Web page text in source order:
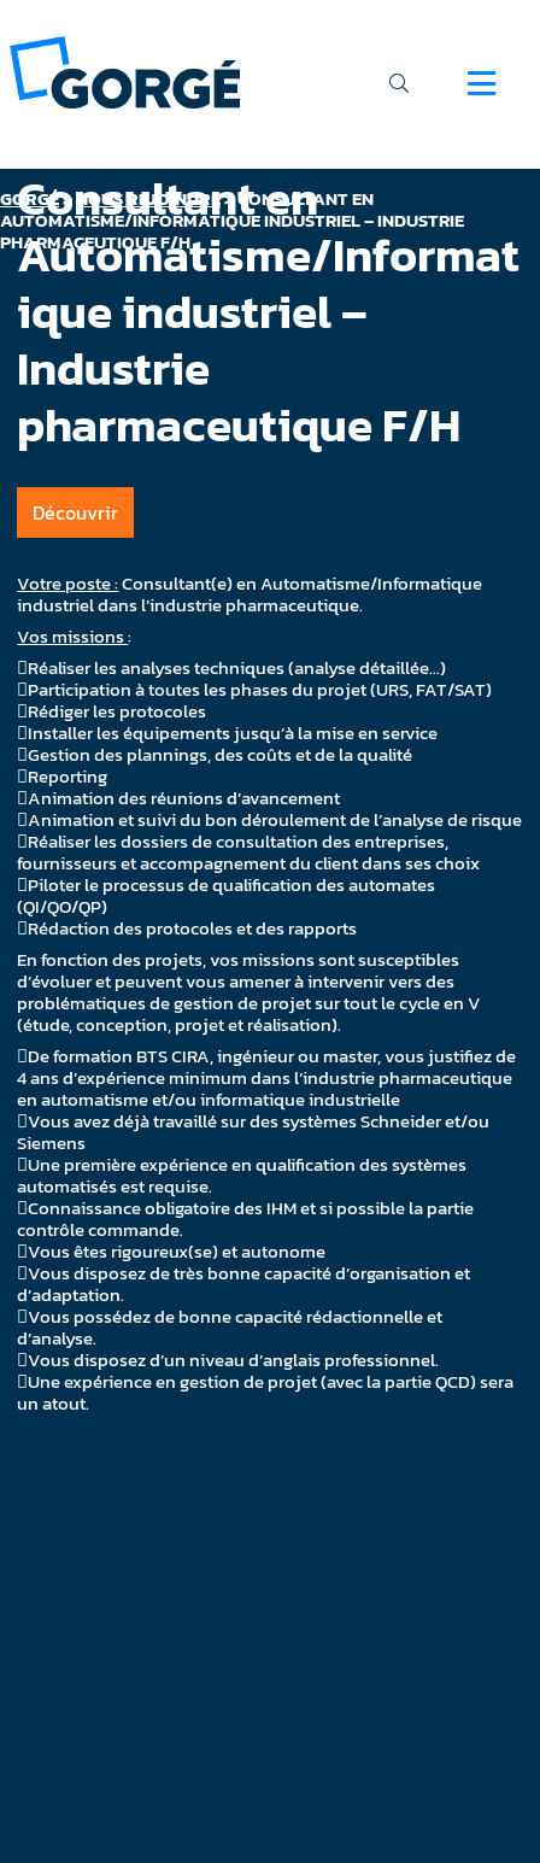
GORGÉ>NOUS REJOINDRE>CONSULTANT EN
AUTOMATISME/INFORMATIQUE INDUSTRIEL – INDUSTRIE
PHARMACEUTIQUE F/H
Consultant en
Automatisme/Informat
ique industriel –
Industrie
pharmaceutique F/H
Découvrir
Votre poste :Consultant(e) en Automatisme/Informatique
industriel dans l’industrie pharmaceutique.
Vos missions:
Réaliser les analyses techniques (analyse détaillée…)
Participation à toutes les phases du projet (URS, FAT/SAT)
Rédiger les protocoles
Installer les équipements jusqu’à la mise en service
Gestion des plannings, des coûts et de la qualité
Reporting
Animation des réunions d’avancement
Animation et suivi du bon déroulement de l’analyse de risque
Réaliser les dossiers de consultation des entreprises,
fournisseurs et accompagnement du client dans ses choix
Piloter le processus de qualification des automates
(QI/QO/QP)
Rédaction des protocoles et des rapports
En fonction des projets, vos missions sont susceptibles
d’évoluer et peuvent vous amener à intervenir vers des
problématiques de gestion de projet sur tout le cycle en V
(étude, conception, projet et réalisation).
De formation BTS CIRA, ingénieur ou master, vous justifiez de
4 ans d’expérience minimum dans l’industrie pharmaceutique
en automatisme et/ou informatique industrielle
Vous avez déjà travaillé sur des systèmes Schneider et/ou
Siemens
Une première expérience en qualification des systèmes
automatisés est requise.
Connaissance obligatoire des IHM et si possible la partie
contrôle commande.
Vous êtes rigoureux(se) et autonome
Vous disposez de très bonne capacité d’organisation et
d’adaptation.
Vous possédez de bonne capacité rédactionnelle et
d’analyse.
Vous disposez d’un niveau d’anglais professionnel.
Une expérience en gestion de projet (avec la partie QCD) sera
un atout.